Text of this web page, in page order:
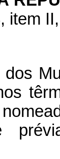
item
dos